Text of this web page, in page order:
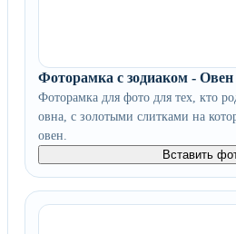
Фоторамка с зодиаком - Овен
Фоторамка для фото для тех, кто
овна, с золотыми слитками на
овен.
Вставить